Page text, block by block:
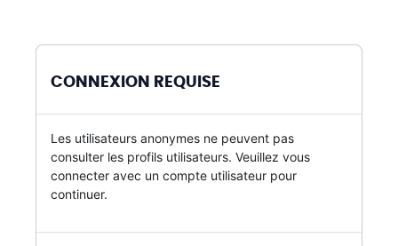
CONNEXION REQUISE
Les utilisateurs anonymes ne peuvent pas
consulter les profils utilisateurs. Veuillez vous
connecter avec un compte utilisateur pour
continuer.